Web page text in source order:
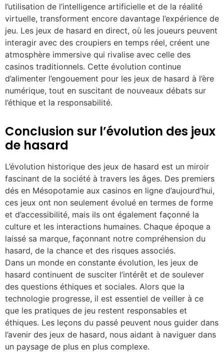
l’utilisation de l’intelligence artificielle et de la réalité
virtuelle, transforment encore davantage l’expérience de
jeu. Les jeux de hasard en direct, où les joueurs peuvent
interagir avec des croupiers en temps réel, créent une
atmosphère immersive qui rivalise avec celle des
casinos traditionnels. Cette évolution continue
d’alimenter l’engouement pour les jeux de hasard à l’ère
numérique, tout en suscitant de nouveaux débats sur
l’éthique et la responsabilité.
Conclusion sur l’évolution des jeux
de hasard
L’évolution historique des jeux de hasard est un miroir
fascinant de la société à travers les âges. Des premiers
dés en Mésopotamie aux casinos en ligne d’aujourd’hui,
ces jeux ont non seulement évolué en termes de forme
et d’accessibilité, mais ils ont également façonné la
culture et les interactions humaines. Chaque époque a
laissé sa marque, façonnant notre compréhension du
hasard, de la chance et des risques associés.
Dans un monde en constante évolution, les jeux de
hasard continuent de susciter l’intérêt et de soulever
des questions éthiques et sociales. Alors que la
technologie progresse, il est essentiel de veiller à ce
que les pratiques de jeu restent responsables et
éthiques. Les leçons du passé peuvent nous guider dans
l’avenir des jeux de hasard, nous aidant à naviguer dans
un paysage de plus en plus complexe.